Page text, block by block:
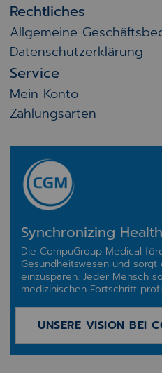
Rechtliches
Allgemeine
Datenschutzerklärung
Service
Mein Konto
Zahlungsarten
Synchronizing
Die CompuGroup Medical
Gesundheitswesen und sorgt
einzusparen. Jeder Mensch
medizinischen Fortschritt
UNSERE VISION BEI